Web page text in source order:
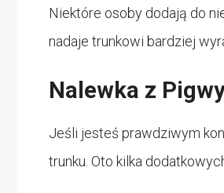
Niektóre osoby dodają do
nadaje trunkowi bardziej
Nalewka z
Jeśli jesteś prawdziwym
trunku. Oto kilka